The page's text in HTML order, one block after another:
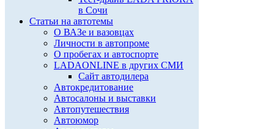
в Сочи
Статьи на автотемы
О ВАЗе и вазовцах
Личности в автопроме
О пробегах и автоспорте
LADAONLINE в других СМИ
Сайт автодилера
Автокредитование
Автосалоны и выставки
Автопутешествия
Автоюмор